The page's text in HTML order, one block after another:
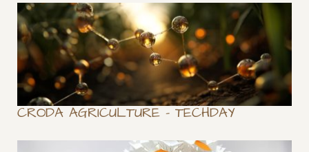
CRODA AGRICULTURE – TECHDAY